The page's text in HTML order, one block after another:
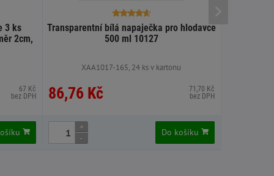
3 ks
2cm,
67 Kč
bez DPH
Transparentní bílá napaječka pro hlodavce
500 ml 10127
XAA1017-165, 24 ks v kartonu
86,76 Kč
71,70 Kč
bez DPH
+
-
Do košíku